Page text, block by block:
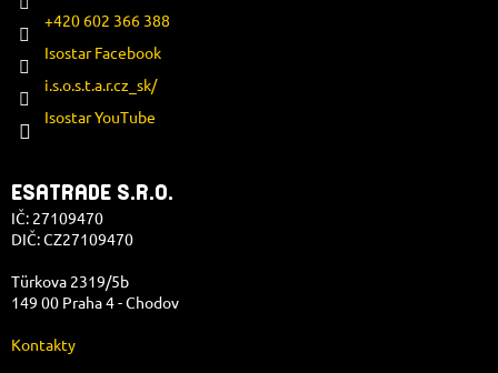
+420 602 366 388
Isostar Facebook
i.s.o.s.t.a.r.cz_sk/
Isostar YouTube
ESATRADE S.R.O.
IČ: 27109470
DIČ: CZ27109470
Türkova 2319/5b
149 00 Praha 4 - Chodov
Kontakty